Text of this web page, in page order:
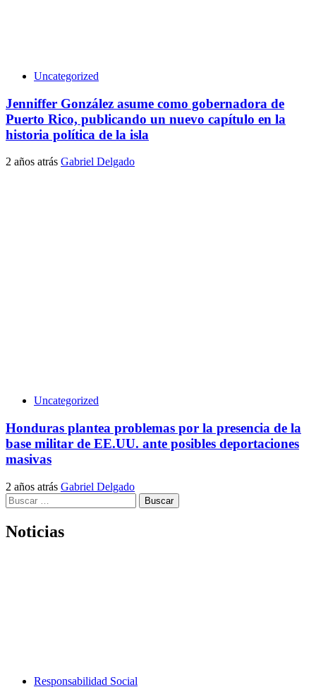
Uncategorized
Jenniffer González asume como gobernadora de
Puerto Rico, publicando un nuevo capítulo en la
historia política de la isla
2 años atrás Gabriel Delgado
Uncategorized
Honduras plantea problemas por la presencia de la
base militar de EE.UU. ante posibles deportaciones
masivas
2 años atrás Gabriel Delgado
Buscar:
Noticias
Responsabilidad Social